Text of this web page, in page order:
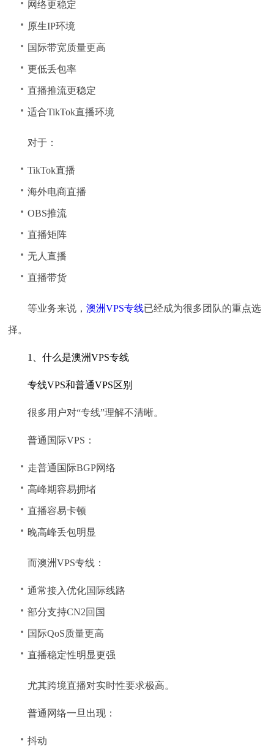
网络更稳定
原生IP环境
国际带宽质量更高
更低丢包率
直播推流更稳定
适合TikTok直播环境
对于：
TikTok直播
海外电商直播
OBS推流
直播矩阵
无人直播
直播带货
等业务来说，澳洲VPS专线已经成为很多团队的重点选
择。
1、什么是澳洲VPS专线
专线VPS和普通VPS区别
很多用户对“专线”理解不清晰。
普通国际VPS：
走普通国际BGP网络
高峰期容易拥堵
直播容易卡顿
晚高峰丢包明显
而澳洲VPS专线：
通常接入优化国际线路
部分支持CN2回国
国际QoS质量更高
直播稳定性明显更强
尤其跨境直播对实时性要求极高。
普通网络一旦出现：
抖动